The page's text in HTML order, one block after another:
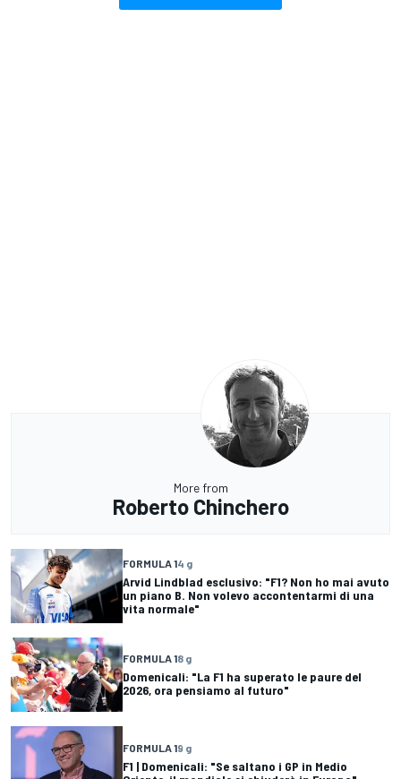
More from
Roberto Chinchero
FORMULA 14 g
Arvid Lindblad esclusivo: "F1? Non ho mai avuto
un piano B. Non volevo accontentarmi di una
vita normale"
FORMULA 18 g
Domenicali: "La F1 ha superato le paure del
2026, ora pensiamo al futuro"
FORMULA 19 g
F1 | Domenicali: "Se saltano i GP in Medio